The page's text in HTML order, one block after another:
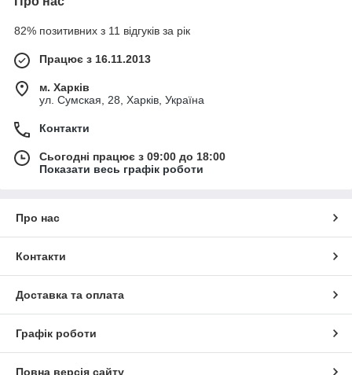
82% позитивних з 11 відгуків за рік
Працює з 16.11.2013
м. Харків
ул. Сумская, 28, Харків, Україна
Контакти
Сьогодні працює з 09:00 до 18:00
Показати весь графік роботи
Про нас
Контакти
Доставка та оплата
Графік роботи
Повна версія сайту